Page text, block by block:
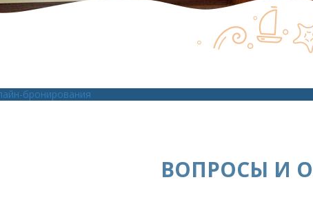
бронирования
ВОПРОСЫ И